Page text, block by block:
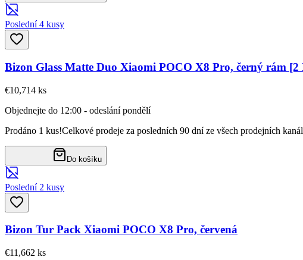
Poslední 4 kusy
Bizon Glass Matte Duo Xiaomi POCO X8 Pro, černý rám [2
€10,714 ks
Objednejte do 12:00 - odeslání pondělí
Prodáno 1 kus!Celkové prodeje za posledních 90 dní ze všech prodejních
Do košíku
Poslední 2 kusy
Bizon Tur Pack Xiaomi POCO X8 Pro, červená
€11,662 ks